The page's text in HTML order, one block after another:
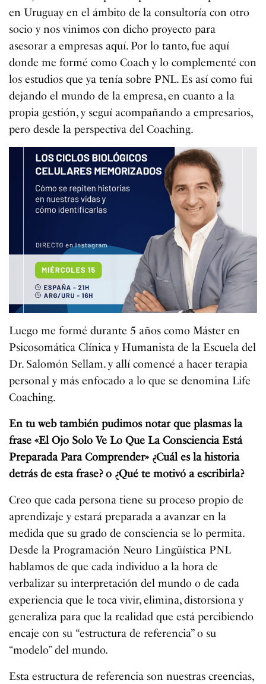
en Uruguay en el ámbito de la consultoría con otro
socio y nos vinimos con dicho proyecto para
asesorar a empresas aquí. Por lo tanto, fue aquí
donde me formé como Coach y lo complementé con
los estudios que ya tenía sobre PNL. Es así como fui
dejando el mundo de la empresa, en cuanto a la
propia gestión, y seguí acompañando a empresarios,
pero desde la perspectiva del Coaching.
Luego me formé durante 5 años como Máster en
Psicosomática Clínica y Humanista de la Escuela del
Dr. Salomón Sellam. y allí comencé a hacer terapia
personal y más enfocado a lo que se denomina Life
Coaching.
En tu web también pudimos notar que plasmas la
frase «El Ojo Solo Ve Lo Que La Consciencia Está
Preparada Para Comprender» ¿Cuál es la historia
detrás de esta frase? o ¿Qué te motivó a escribirla?
Creo que cada persona tiene su proceso propio de
aprendizaje y estará preparada a avanzar en la
medida que su grado de consciencia se lo permita.
Desde la Programación Neuro Lingüística PNL
hablamos de que cada individuo a la hora de
verbalizar su interpretación del mundo o de cada
experiencia que le toca vivir, elimina, distorsiona y
generaliza para que la realidad que está percibiendo
encaje con su “estructura de referencia” o su
“modelo” del mundo.
Esta estructura de referencia son nuestras creencias,